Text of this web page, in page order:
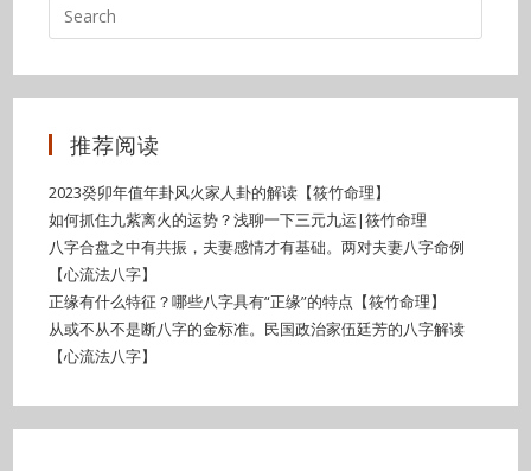
推荐阅读
2023癸卯年值年卦风火家人卦的解读【筱竹命理】
如何抓住九紫离火的运势？浅聊一下三元九运|筱竹命理
八字合盘之中有共振，夫妻感情才有基础。两对夫妻八字命例
【心流法八字】
正缘有什么特征？哪些八字具有“正缘”的特点【筱竹命理】
从或不从不是断八字的金标准。民国政治家伍廷芳的八字解读
【心流法八字】